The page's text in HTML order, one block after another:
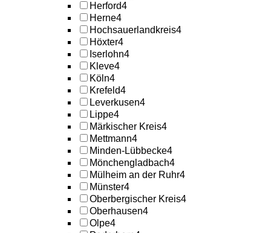
Herford4
Herne4
Hochsauerlandkreis4
Höxter4
Iserlohn4
Kleve4
Köln4
Krefeld4
Leverkusen4
Lippe4
Märkischer Kreis4
Mettmann4
Minden-Lübbecke4
Mönchengladbach4
Mülheim an der Ruhr4
Münster4
Oberbergischer Kreis4
Oberhausen4
Olpe4